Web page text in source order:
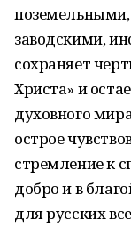
заводскими,
сохраняет
Христа» и
духовного
острое
стремление к
добро и в
для русских